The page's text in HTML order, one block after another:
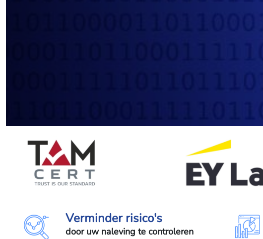
Verminder risico's
door uw naleving te controleren